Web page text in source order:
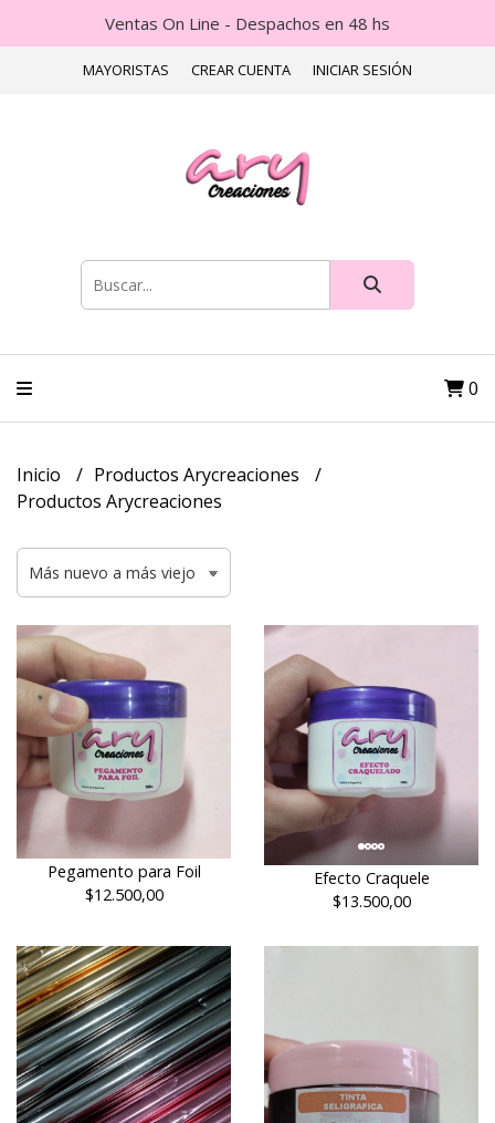
Ventas On Line - Despachos en 48 hs
MAYORISTAS CREAR CUENTA INICIAR SESIÓN
0
Inicio
Productos Arycreaciones
Productos Arycreaciones
Pegamento para Foil
$12.500,00
Efecto Craquele
$13.500,00